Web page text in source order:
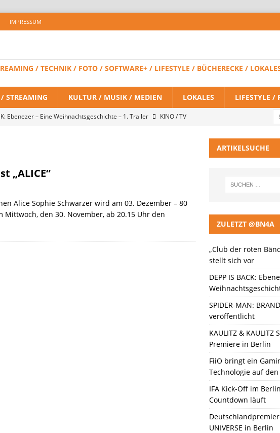
IMPRESSUM
/ TECHNIK / FOTO / SOFTWARE+ / LIFESTYLE / BÜCHERECKE /
STREAMING KULTUR / MUSIK / MEDIEN LOKALES LIFESTYLE /
Ebenezer – Eine Weihnachtsgeschichte – 1. Trailer
KINO / TV
Staffel 3 neuer Trailer und Premiere in Berlin
Headset mit Next-Gen-Technologie auf den Markt: Das
„ALICE“
Alice Sophie Schwarzer wird am 03. Dezember – 80
Mittwoch, den 30. November, ab 20.15 Uhr den
ARTIKELSUCHE
ZULETZT @BN4A
„Club der roten
stellt sich vor
DEPP IS BACK:
SPIDER-MAN:
veröffentlicht
KAULITZ &
Premiere in Berlin
FiiO bringt ein
Technologie auf den
IFA Kick-Off im
Countdown läuft
UNIVERSE in Berlin